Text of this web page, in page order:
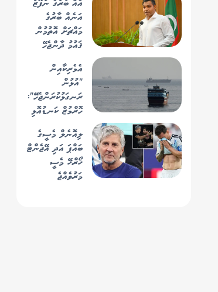
އެއް ބާރުގެ ނުފޫޒު
އަނެއް ބާރުގެ
މައްޗަށް އޮތުމުން
ޤައުމު ދާންޖެހޭ
ފައިސަލް ނަސީމް
އެމެރިކާއިން
"އުޅުން
ރަނގަޅުކުރަންޖެހޭ":
ހޮރްމުޒް ކަނޑުއޮޅި
ޝަރުތުތައް
އީރާނުން ހާމަކޮށްފި
ލިއޮނެލް މެސީގެ
ބައްޕަ އަދި އޭޖެންޓް
ޚޯރްޚޭ މެސީ
މަރުވެއްޖެ